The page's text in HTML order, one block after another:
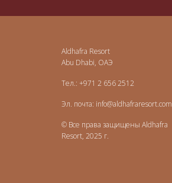
Aldhafra Resort
Abu Dhabi, ОАЭ
Тел.: +971 2 656 2512
Эл. почта: info@aldhafraresort.com
© Все права защищены Aldhafra
Resort, 2025 г.